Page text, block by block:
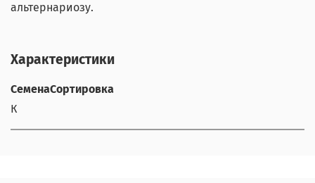
альтернариозу.
Характеристики
СеменаСортировка
К